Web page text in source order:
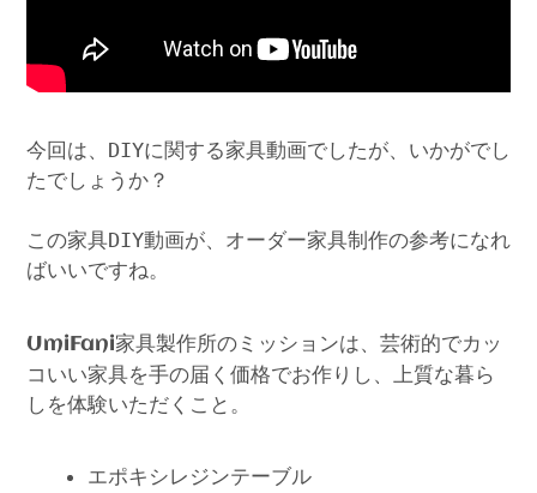
今回は、DIYに関する家具動画でしたが、いかがでし
たでしょうか？
この家具DIY動画が、オーダー家具制作の参考になれ
ばいいですね。
UmiFani家具製作所のミッションは、芸術的でカッ
コいい家具を手の届く価格でお作りし、上質な暮ら
しを体験いただくこと。
エポキシレジンテーブル